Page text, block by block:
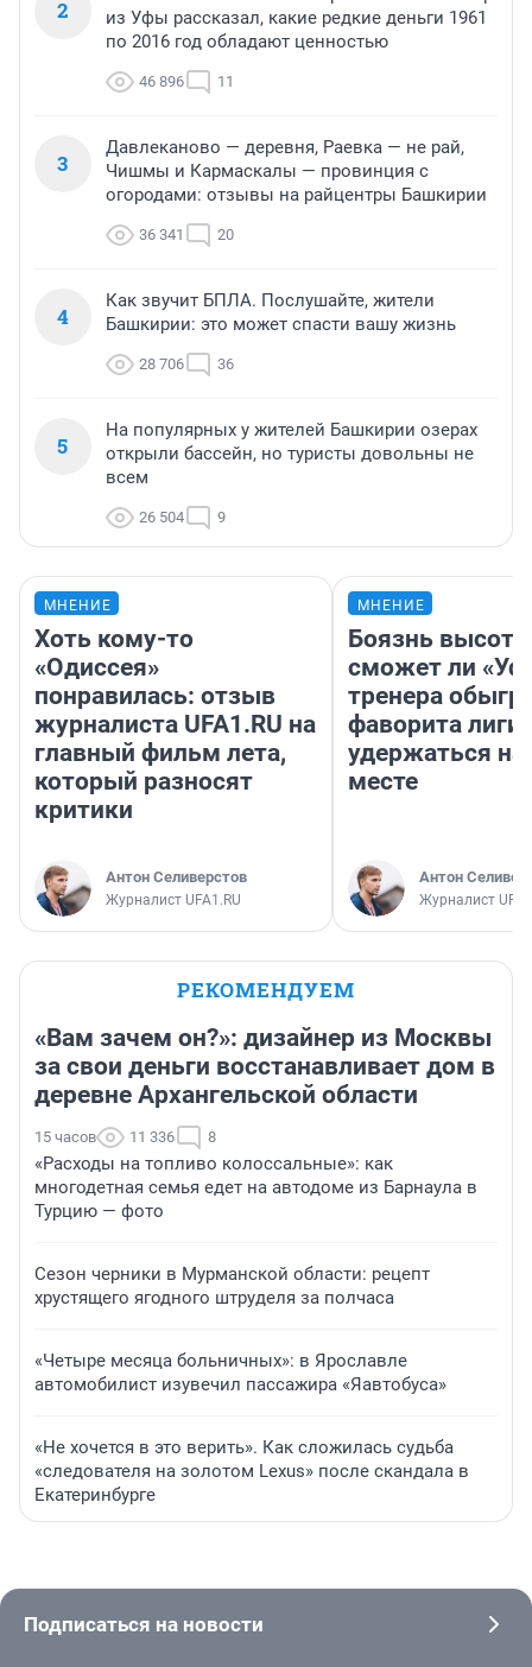
2
из Уфы рассказал, какие редкие деньги 1961
по 2016 год обладают ценностью
46 896 11
3
Давлеканово — деревня, Раевка — не рай,
Чишмы и Кармаскалы — провинция с
огородами: отзывы на райцентры Башкирии
36 341 20
4
Как звучит БПЛА. Послушайте, жители
Башкирии: это может спасти вашу жизнь
28 706 36
5
На популярных у жителей Башкирии озерах
открыли бассейн, но туристы довольны не
всем
26 504 9
МНЕНИЕ
Хоть кому-то
«Одиссея»
понравилась: отзыв
журналиста UFA1.RU на
главный фильм лета,
который разносят
критики
Антон Селиверстов
Журналист UFA1.RU
МНЕНИЕ
Боязнь
сможет ли
тренера
фаворита лиги
удержаться
месте
Антон
Журналист
РЕКОМЕНДУЕМ
«Вам зачем он?»: дизайнер из Москвы
за свои деньги восстанавливает дом в
деревне Архангельской области
15 часов 11 336 8
«Расходы на топливо колоссальные»: как
многодетная семья едет на автодоме из Барнаула в
Турцию — фото
Сезон черники в Мурманской области: рецепт
хрустящего ягодного штруделя за полчаса
«Четыре месяца больничных»: в Ярославле
автомобилист изувечил пассажира «Яавтобуса»
«Не хочется в это верить». Как сложилась судьба
«следователя на золотом Lexus» после скандала в
Екатеринбурге
Подписаться на новости